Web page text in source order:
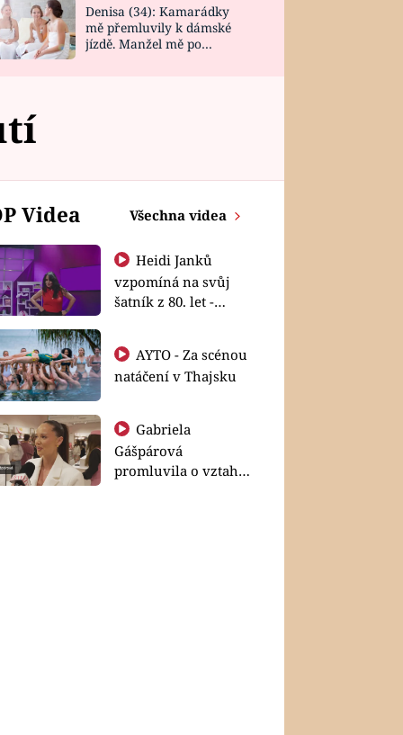
Denisa (34): Kamarádky
mě přemluvily k dámské
jízdě. Manžel mě po
Videa Všechna videa
Heidi Janků
vzpomíná na svůj
šatník z 80. let -
natáčení v Thajsku
Gabriela
Gášpárová
promluvila o vztahu